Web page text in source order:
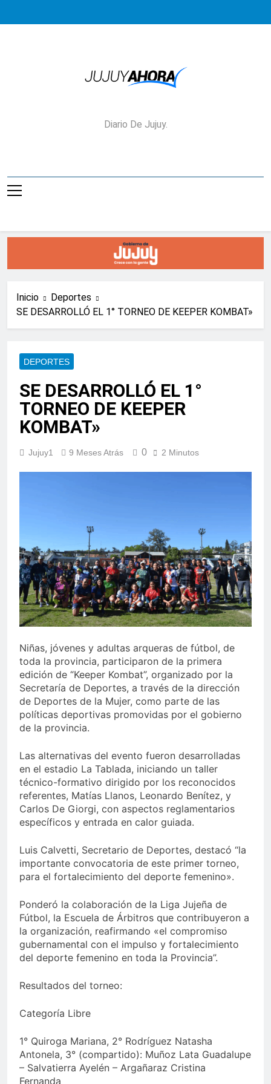
Jujuy Ahora!
Diario De Jujuy.
Inicio
Deportes
SE DESARROLLÓ EL 1° TORNEO DE KEEPER KOMBAT»
DEPORTES
SE DESARROLLÓ EL 1°
TORNEO DE KEEPER
KOMBAT»
Jujuy1 9 Meses Atrás 0 2 Minutos
Niñas, jóvenes y adultas arqueras de fútbol, de
toda la provincia, participaron de la primera
edición de “Keeper Kombat”, organizado por la
Secretaría de Deportes, a través de la dirección
de Deportes de la Mujer, como parte de las
políticas deportivas promovidas por el gobierno
de la provincia.
Las alternativas del evento fueron desarrolladas
en el estadio La Tablada, iniciando un taller
técnico-formativo dirigido por los reconocidos
referentes, Matías Llanos, Leonardo Benítez, y
Carlos De Giorgi, con aspectos reglamentarios
específicos y entrada en calor guiada.
Luis Calvetti, Secretario de Deportes, destacó “la
importante convocatoria de este primer torneo,
para el fortalecimiento del deporte femenino».
Ponderó la colaboración de la Liga Jujeña de
Fútbol, la Escuela de Árbitros que contribuyeron a
la organización, reafirmando «el compromiso
gubernamental con el impulso y fortalecimiento
del deporte femenino en toda la Provincia”.
Resultados del torneo:
Categoría Libre
1° Quiroga Mariana, 2° Rodríguez Natasha
Antonela, 3° (compartido): Muñoz Lata Guadalupe
– Salvatierra Ayelén – Argañaraz Cristina
Fernanda